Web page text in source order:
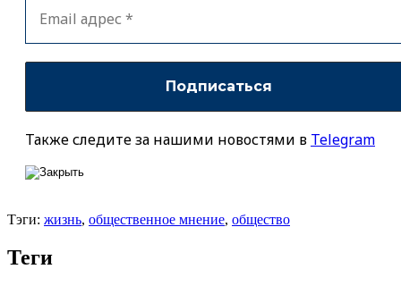
Также следите за нашими новостями в Telegram
Тэги: жизнь, общественное мнение, общество
Теги